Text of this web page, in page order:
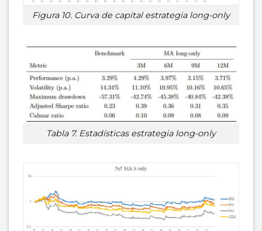
Figura 10. Curva de capital estrategia long-only
Tabla 7. Estadísticas estrategia long-only